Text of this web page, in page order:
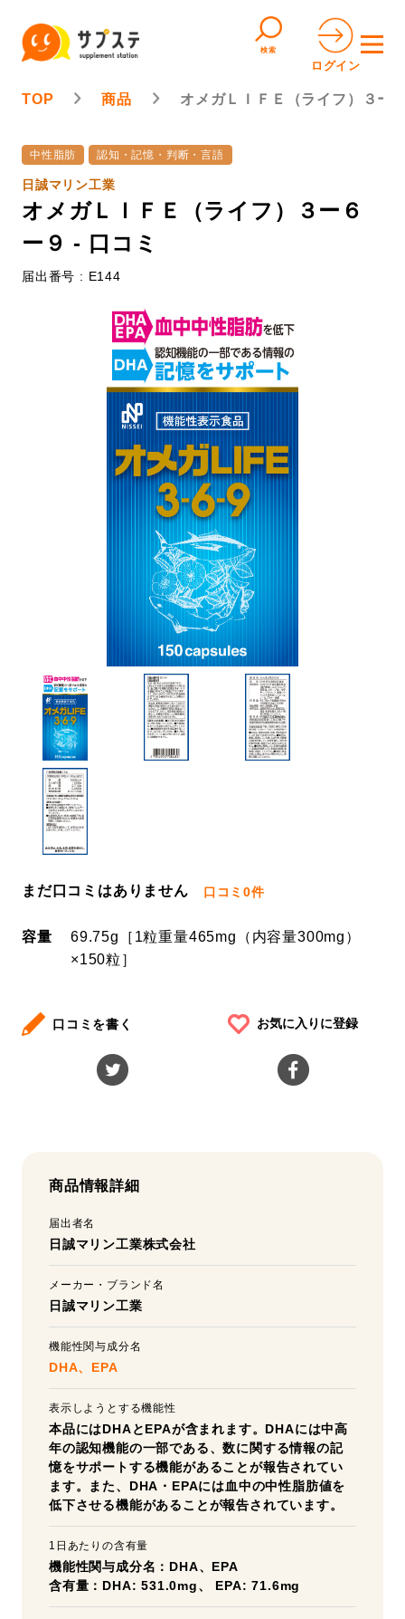
検索
ログイン
TOP 商品 オメガＬＩＦＥ（ライフ）３ー
中性脂肪 認知・記憶・判断・言語
日誠マリン工業
オメガＬＩＦＥ（ライフ）３ー６
ー９ - 口コミ
届出番号 : E144
まだ口コミはありません 口コミ0件
容量
69.75g［1粒重量465mg（内容量300mg）
×150粒］
口コミを書く お気に入りに登録
商品情報詳細
届出者名
日誠マリン工業株式会社
メーカー・ブランド名
日誠マリン工業
機能性関与成分名
DHA、EPA
表示しようとする機能性
本品にはDHAとEPAが含まれます。DHAには中高
年の認知機能の一部である、数に関する情報の記
憶をサポートする機能があることが報告されてい
ます。また、DHA・EPAには血中の中性脂肪値を
低下させる機能があることが報告されています。
1日あたりの含有量
機能性関与成分名：DHA、EPA
含有量：DHA: 531.0mg、 EPA: 71.6mg